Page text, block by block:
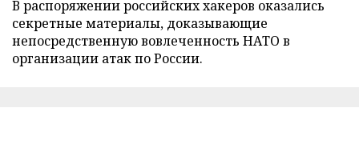
В распоряжении российских хакеров оказались
секретные материалы, доказывающие
непосредственную вовлеченность НАТО в
организации атак по России.